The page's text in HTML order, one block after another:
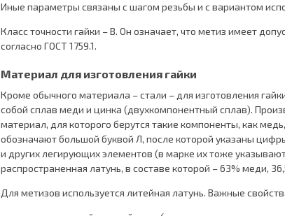
Иные параметры связаны с шагом резьбы и с вариантом
Класс точности гайки – В. Он означает, что метиз имеет
согласно ГОСТ 1759.1.
Материал для изготовления гайки
Кроме обычного материала – стали – для изготовления
собой сплав меди и цинка (двухкомпонентный сплав).
материал, для которого берутся такие компоненты, как
обозначают большой буквой Л, после которой указаны
и других легирующих элементов (в марке их тоже
распространенная латунь, в составе которой – 63% меди,
Для метизов используется литейная латунь. Важные